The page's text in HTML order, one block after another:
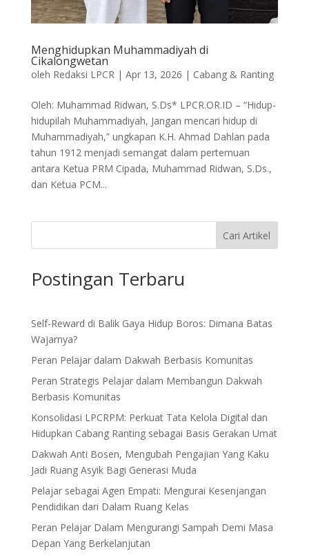
Menghidupkan Muhammadiyah di
Cikalongwetan
oleh Redaksi LPCR| Apr 13, 2026 | Cabang & Ranting
Oleh: Muhammad Ridwan, S.Ds* LPCR.OR.ID – “Hidup-
hidupilah Muhammadiyah, Jangan mencari hidup di
Muhammadiyah,” ungkapan K.H. Ahmad Dahlan pada
tahun 1912 menjadi semangat dalam pertemuan
antara Ketua PRM Cipada, Muhammad Ridwan, S.Ds.,
dan Ketua PCM...
Cari Artikel
Postingan Terbaru
Self-Reward di Balik Gaya Hidup Boros: Dimana Batas
Wajarnya?
Peran Pelajar dalam Dakwah Berbasis Komunitas
Peran Strategis Pelajar dalam Membangun Dakwah
Berbasis Komunitas
Konsolidasi LPCRPM: Perkuat Tata Kelola Digital dan
Hidupkan Cabang Ranting sebagai Basis Gerakan Umat
Dakwah Anti Bosen, Mengubah Pengajian Yang Kaku
Jadi Ruang Asyik Bagi Generasi Muda
Pelajar sebagai Agen Empati: Mengurai Kesenjangan
Pendidikan dari Dalam Ruang Kelas
Peran Pelajar Dalam Mengurangi Sampah Demi Masa
Depan Yang Berkelanjutan